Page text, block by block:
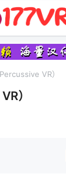
VR）
）